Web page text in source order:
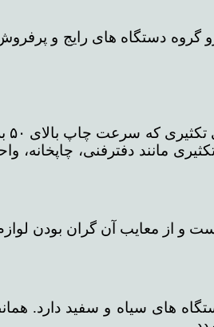
گروه دستگاه های رایج و
مانند دفترفنی،
از معایب آن گران بودن
های سیاه و سفید